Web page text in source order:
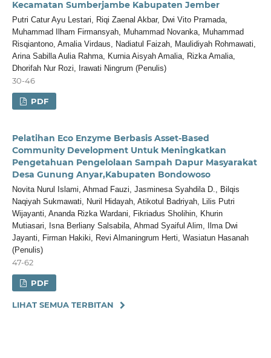
Kecamatan Sumberjambe Kabupaten Jember
Putri Catur Ayu Lestari, Riqi Zaenal Akbar, Dwi Vito Pramada,
Muhammad Ilham Firmansyah, Muhammad Novanka, Muhammad
Risqiantono, Amalia Virdaus, Nadiatul Faizah, Maulidiyah Rohmawati,
Arina Sabilla Aulia Rahma, Kurnia Aisyah Amalia, Rizka Amalia,
Dhorifah Nur Rozi, Irawati Ningrum (Penulis)
30-46
PDF
Pelatihan Eco Enzyme Berbasis Asset-Based
Community Development Untuk Meningkatkan
Pengetahuan Pengelolaan Sampah Dapur Masyarakat
Desa Gunung Anyar,Kabupaten Bondowoso
Novita Nurul Islami, Ahmad Fauzi, Jasminesa Syahdila D., Bilqis
Naqiyah Sukmawati, Nuril Hidayah, Atikotul Badriyah, Lilis Putri
Wijayanti, Ananda Rizka Wardani, Fikriadus Sholihin, Khurin
Mutiasari, Isna Berliany Salsabila, Ahmad Syaiful Alim, Ilma Dwi
Jayanti, Firman Hakiki, Revi Almaningrum Herti, Wasiatun Hasanah
(Penulis)
47-62
PDF
LIHAT SEMUA TERBITAN